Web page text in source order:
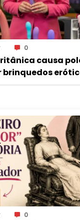
0
causa
brinquedos
educação
0